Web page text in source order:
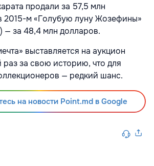
продали за 57,5 млн
2015-м «Голубую луну Жозефины»
— за 48,4 млн долларов.
выставляется на аукцион
раз за свою историю, что для
— редкий шанс.
на новости Point.md в Google